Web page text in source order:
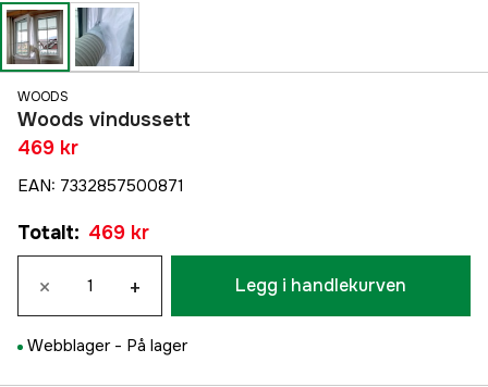
WOODS
Woods vindussett
469 kr
EAN: 7332857500871
Totalt: 469 kr
× + Legg i handlekurven
Webblager - På lager